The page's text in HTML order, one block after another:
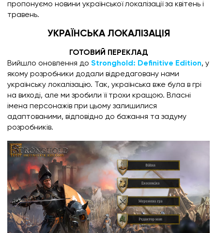
пропонуємо новини української локалізації за квітень і
травень.
УКРАЇНСЬКА ЛОКАЛІЗАЦІЯ
ГОТОВИЙ ПЕРЕКЛАД
Вийшло оновлення до Stronghold: Definitive Edition, у
якому розробники додали відредаговану нами
українську локалізацію. Так, українська вже була в грі
на виході, але ми зробили її трохи кращою. Власні
імена персонажів при цьому залишилися
адаптованими, відповідно до бажання та задуму
розробників.